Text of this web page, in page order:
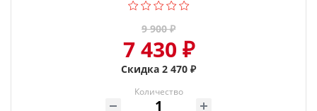
9 900 ₽
7 430 ₽
Скидка 2 470 ₽
Количество